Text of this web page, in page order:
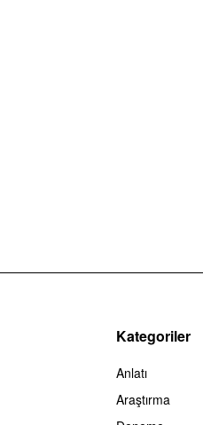
Kategoriler
Anlatı
Araştırma